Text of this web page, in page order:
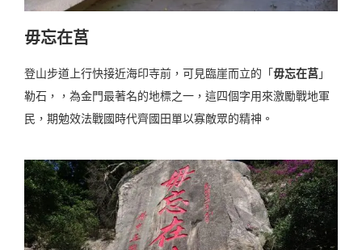
毋忘在莒
登山步道上行快接近海印寺前，可見臨崖而立的「毋忘在莒」
勒石，，為金門最著名的地標之一，這四個字用來激勵戰地軍
民，期勉效法戰國時代齊國田單以寡敵眾的精神。